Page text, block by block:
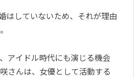
はしていないため、それが理由
アイドル時代にも演じる機会
さんは、女優として活動する